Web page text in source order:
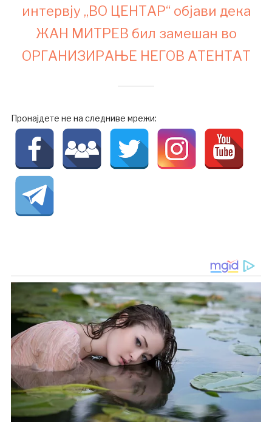
интервју „ВО ЦЕНТАР“ објави дека
ЖАН МИТРЕВ бил замешан во
ОРГАНИЗИРАЊЕ НЕГОВ АТЕНТАТ
Пронајдете не на следниве мрежи: